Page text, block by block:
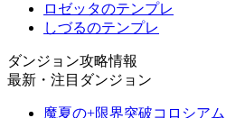
ロゼッタのテンプレ
しづるのテンプレ
ダンジョン攻略情報
最新・注目ダンジョン
魔夏の+限界突破コロシアム